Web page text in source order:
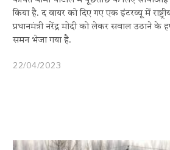
किया है. द वायर को दिए गए एक इंटरव्यू में
प्रधानमंत्री नरेंद्र मोदी को लेकर सवाल उठाने के
समन भेजा गया है.
22/04/2023